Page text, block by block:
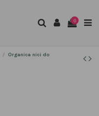
0
Organica nici do